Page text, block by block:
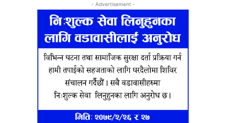
- Advertisement -